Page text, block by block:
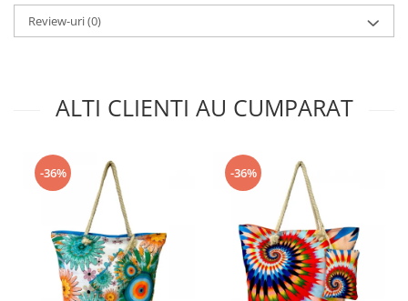
Review-uri(0)
ALTI CLIENTI AU CUMPARAT
-36% -36%